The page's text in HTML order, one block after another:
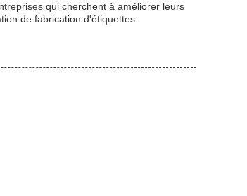
qui cherchent à améliorer leurs
de fabrication d'étiquettes.